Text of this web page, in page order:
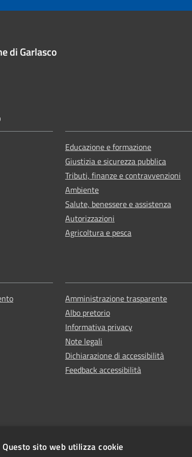
di Garlasco
Educazione e formazione
Giustizia e sicurezza pubblica
Tributi, finanze e contravvenzioni
Ambiente
Salute, benessere e assistenza
Autorizzazioni
Agricoltura e pesca
Amministrazione trasparente
Albo pretorio
Informativa privacy
Note legali
Dichiarazione di accessibilità
Feedback accessibilità
Questo sito web utilizza cookie